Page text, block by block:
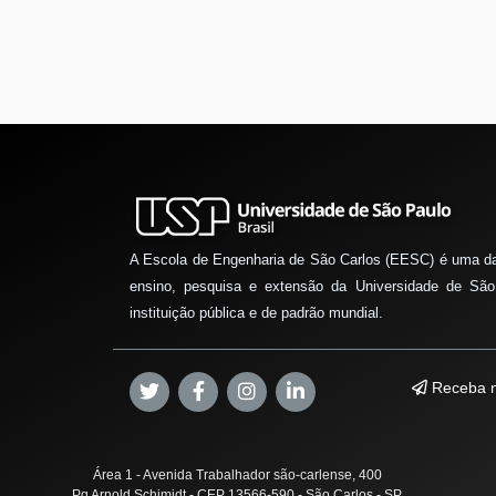
A Escola de Engenharia de São Carlos (EESC) é uma
ensino, pesquisa e extensão da Universidade de
instituição pública e de padrão mundial.
Receba
Área 1 - Avenida Trabalhador são-carlense, 400